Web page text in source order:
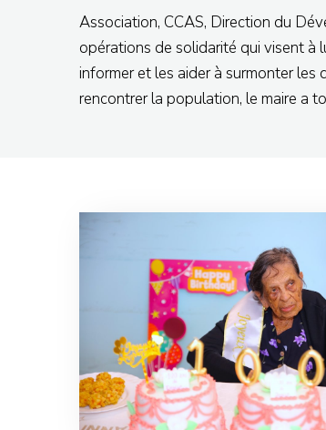
Association, CCAS, Direction du
opérations de solidarité qui visent à
informer et les aider à surmonter
rencontrer la population, le maire a